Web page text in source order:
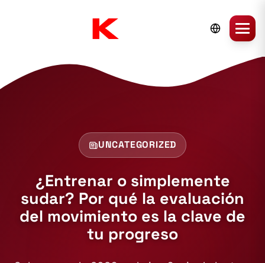
UNCATEGORIZED
¿Entrenar o simplemente
sudar? Por qué la evaluación
del movimiento es la clave de
tu progreso